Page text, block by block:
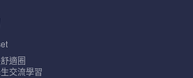
適圈
交流學習